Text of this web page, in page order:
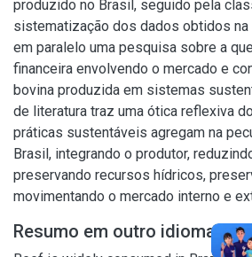
produzido no Brasil, seguido pela
sistematização dos dados obtidos
em paralelo uma pesquisa sobre a
financeira envolvendo o mercado e
bovina produzida em sistemas
de literatura traz uma ótica reflexiva
práticas sustentáveis agregam na
Brasil, integrando o produtor,
preservando recursos hídricos,
movimentando o mercado interno e
Resumo em outro idioma